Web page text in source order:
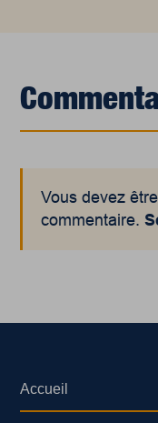
Vous devez
commentaire.
Accueil